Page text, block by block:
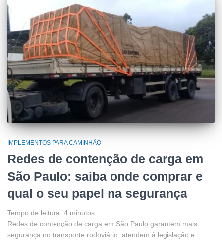
IMPLEMENTOS PARA CAMINHÃO
Redes de contenção de carga em
São Paulo: saiba onde comprar e
qual o seu papel na segurança
Tempo de leitura: 4 minutos
Redes de contenção de carga em São Paulo garantem mais
segurança no transporte rodoviário, atendem à legislação e